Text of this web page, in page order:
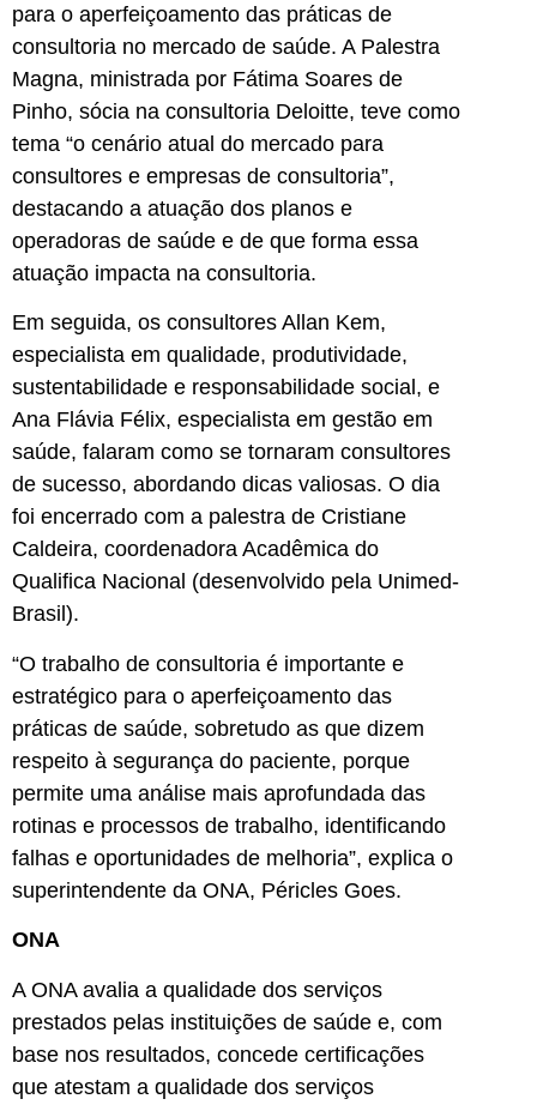
para o aperfeiçoamento das práticas de
consultoria no mercado de saúde. A Palestra
Magna, ministrada por Fátima Soares de
Pinho, sócia na consultoria Deloitte, teve como
tema “o cenário atual do mercado para
consultores e empresas de consultoria”,
destacando a atuação dos planos e
operadoras de saúde e de que forma essa
atuação impacta na consultoria.
Em seguida, os consultores Allan Kem,
especialista em qualidade, produtividade,
sustentabilidade e responsabilidade social, e
Ana Flávia Félix, especialista em gestão em
saúde, falaram como se tornaram consultores
de sucesso, abordando dicas valiosas. O dia
foi encerrado com a palestra de Cristiane
Caldeira, coordenadora Acadêmica do
Qualifica Nacional (desenvolvido pela Unimed-
Brasil).
“O trabalho de consultoria é importante e
estratégico para o aperfeiçoamento das
práticas de saúde, sobretudo as que dizem
respeito à segurança do paciente, porque
permite uma análise mais aprofundada das
rotinas e processos de trabalho, identificando
falhas e oportunidades de melhoria”, explica o
superintendente da ONA, Péricles Goes.
ONA
A ONA avalia a qualidade dos serviços
prestados pelas instituições de saúde e, com
base nos resultados, concede certificações
que atestam a qualidade dos serviços